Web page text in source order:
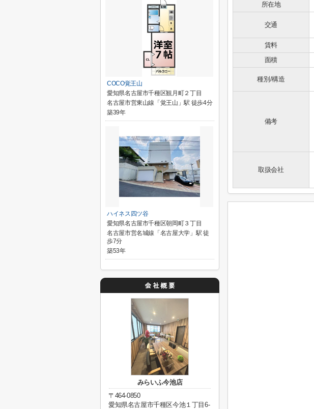
所在地
交通
賃料
面積
種別/構造
備考
取扱会社
COCO覚王山
愛知県名古屋市千種区観月町２丁目
名古屋市営東山線「覚王山」駅 徒歩4分
築39年
ハイネス四ツ谷
愛知県名古屋市千種区朝岡町３丁目
名古屋市営名城線「名古屋大学」駅 徒
歩7分
築53年
みらいふ今池店
〒464-0850
愛知県名古屋市千種区今池１丁目6-